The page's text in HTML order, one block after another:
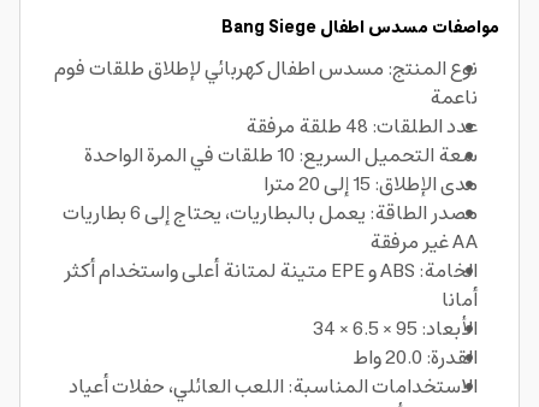
مواصفات مسدس اطفال Bang Siege
نوع المنتج: مسدس اطفال كهربائي لإطلاق طلقات فوم
ناعمة
عدد الطلقات: 48 طلقة مرفقة
سعة التحميل السريع: 10 طلقات في المرة الواحدة
مدى الإطلاق: 15 إلى 20 مترا
مصدر الطاقة: يعمل بالبطاريات، يحتاج إلى 6 بطاريات
AA غير مرفقة
الخامة: ABS و EPE متينة لمتانة أعلى واستخدام أكثر
أمانا
الأبعاد: 95 × 6.5 × 34
القدرة: 20.0 واط
الاستخدامات المناسبة: اللعب العائلي، حفلات أعياد